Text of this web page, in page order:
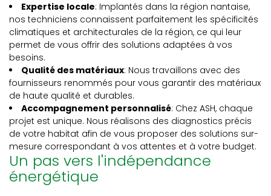
Expertise locale: Implantés dans la région nantaise,
nos techniciens connaissent parfaitement les spécificités
climatiques et architecturales de la région, ce qui leur
permet de vous offrir des solutions adaptées à vos
besoins.
Qualité des matériaux: Nous travaillons avec des
fournisseurs renommés pour vous garantir des matériaux
de haute qualité et durables.
Accompagnement personnalisé: Chez ASH, chaque
projet est unique. Nous réalisons des diagnostics précis
de votre habitat afin de vous proposer des solutions sur-
mesure correspondant à vos attentes et à votre budget.
Un pas vers l'indépendance
énergétique